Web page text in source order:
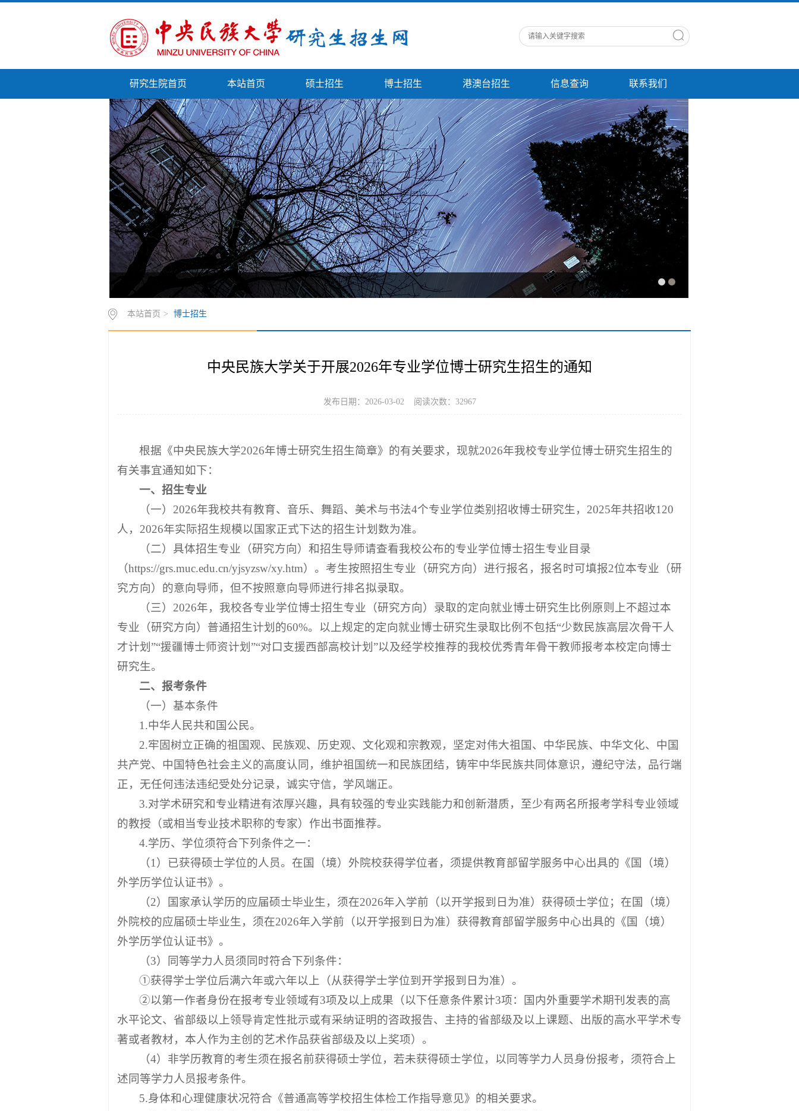
研究生院首页 本站首页 硕士招生 博士招生 港澳台招生 信息查询 联系我们
中央民族大学研究生招生网1
中央民族大学研究生招生网2
本站首页 > 博士招生
中央民族大学关于开展2026年专业学位博士研究生招生的通知
发布日期：2026-03-02 阅读次数： 32967
根据《中央民族大学2026年博士研究生招生简章》的有关要求，现就2026年我校专业学位博士研究生招生的
有关事宜通知如下：
一、招生专业
（一）2026年我校共有教育、音乐、舞蹈、美术与书法4个专业学位类别招收博士研究生，2025年共招收120
人，2026年实际招生规模以国家正式下达的招生计划数为准。
（二）具体招生专业（研究方向）和招生导师请查看我校公布的专业学位博士招生专业目录
（https://grs.muc.edu.cn/yjsyzsw/xy.htm）。考生按照招生专业（研究方向）进行报名，报名时可填报2位本专业（研
究方向）的意向导师，但不按照意向导师进行排名拟录取。
（三）2026年，我校各专业学位博士招生专业（研究方向）录取的定向就业博士研究生比例原则上不超过本
专业（研究方向）普通招生计划的60%。以上规定的定向就业博士研究生录取比例不包括“少数民族高层次骨干人
才计划”“援疆博士师资计划”“对口支援西部高校计划”以及经学校推荐的我校优秀青年骨干教师报考本校定向博士
研究生。
二、报考条件
（一）基本条件
1.中华人民共和国公民。
2.牢固树立正确的祖国观、民族观、历史观、文化观和宗教观，坚定对伟大祖国、中华民族、中华文化、中国
共产党、中国特色社会主义的高度认同，维护祖国统一和民族团结，铸牢中华民族共同体意识，遵纪守法，品行端
正，无任何违法违纪受处分记录，诚实守信，学风端正。
3.对学术研究和专业精进有浓厚兴趣，具有较强的专业实践能力和创新潜质，至少有两名所报考学科专业领域
的教授（或相当专业技术职称的专家）作出书面推荐。
4.学历、学位须符合下列条件之一：
（1）已获得硕士学位的人员。在国（境）外院校获得学位者，须提供教育部留学服务中心出具的《国（境）
外学历学位认证书》。
（2）国家承认学历的应届硕士毕业生，须在2026年入学前（以开学报到日为准）获得硕士学位 ；在国（境）
外院校的应届硕士毕业生，须在2026年入学前（以开学报到日为准）获得教育部留学服务中心出具的《国（境）
外学历学位认证书》。
（3）同等学力人员须同时符合下列条件：
①获得学士学位后满六年或六年以上（从获得学士学位到开学报到日为准）。
②以第一作者身份在报考专业领域有3项及以上成果（以下任意条件累计3项：国内外重要学术期刊发表的高
水平论文、省部级以上领导肯定性批示或有采纳证明的咨政报告、主持的省部级及以上课题、出版的高水平学术专
著或者教材，本人作为主创的艺术作品获省部级及以上奖项）。
（4）非学历教育的考生须在报名前获得硕士学位，若未获得硕士学位，以同等学力人员身份报考，须符合上
述同等学力人员报考条件。
5.身体和心理健康状况符合《普通高等学校招生体检工作指导意见》的相关要求。